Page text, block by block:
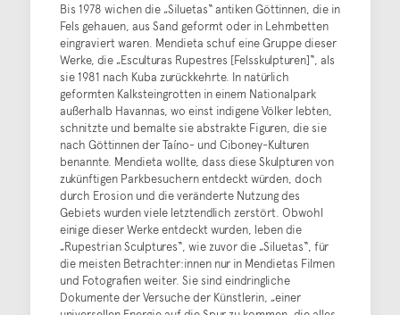
Bis 1978 wichen die „Siluetas“ antiken Göttinnen, die in
Fels gehauen, aus Sand geformt oder in Lehmbetten
eingraviert waren. Mendieta schuf eine Gruppe dieser
Werke, die „Esculturas Rupestres [Felsskulpturen]“, als
sie 1981 nach Kuba zurückkehrte. In natürlich
geformten Kalksteingrotten in einem Nationalpark
außerhalb Havannas, wo einst indigene Völker lebten,
schnitzte und bemalte sie abstrakte Figuren, die sie
nach Göttinnen der Taíno- und Ciboney-Kulturen
benannte. Mendieta wollte, dass diese Skulpturen von
zukünftigen Parkbesuchern entdeckt würden, doch
durch Erosion und die veränderte Nutzung des
Gebiets wurden viele letztendlich zerstört. Obwohl
einige dieser Werke entdeckt wurden, leben die
„Rupestrian Sculptures“, wie zuvor die „Siluetas“, für
die meisten Betrachter:innen nur in Mendietas Filmen
und Fotografien weiter. Sie sind eindringliche
Dokumente der Versuche der Künstlerin, „einer